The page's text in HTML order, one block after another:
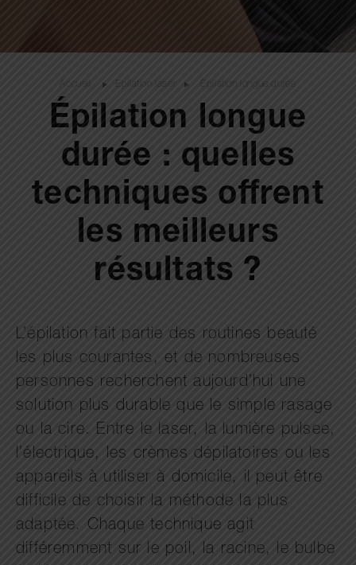
Accueil Epilation laser Épilation longue durée
Épilation longue
durée : quelles
techniques offrent
les meilleurs
résultats ?
L’épilation fait partie des routines beauté
les plus courantes, et de nombreuses
personnes recherchent aujourd’hui une
solution plus durable que le simple rasage
ou la cire. Entre le laser, la lumière pulsee,
l’électrique, les crèmes dépilatoires ou les
appareils à utiliser à domicile, il peut être
difficile de choisir la méthode la plus
adaptée. Chaque technique agit
différemment sur le poil, la racine, le bulbe